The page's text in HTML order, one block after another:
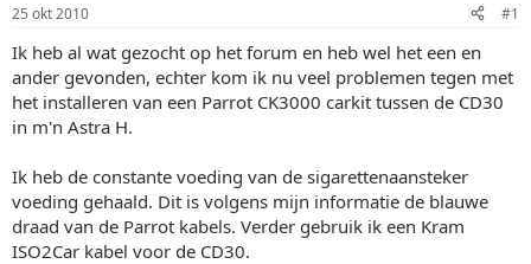
a
r
e
r
u
m
25 okt 2010 #1
Ik heb al wat gezocht op het forum en heb wel het een en
ander gevonden, echter kom ik nu veel problemen tegen met
het installeren van een Parrot CK3000 carkit tussen de CD30
in m'n Astra H.
Ik heb de constante voeding van de sigarettenaansteker
voeding gehaald. Dit is volgens mijn informatie de blauwe
draad van de Parrot kabels. Verder gebruik ik een Kram
ISO2Car kabel voor de CD30.